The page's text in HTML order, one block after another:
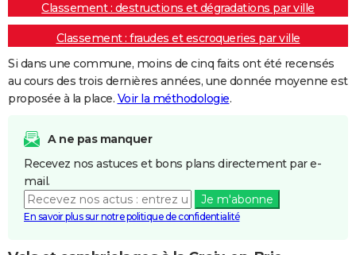
Classement : destructions et dégradations par ville
Classement : fraudes et escroqueries par ville
Si dans une commune, moins de cinq faits ont été recensés
au cours des trois dernières années, une donnée moyenne est
proposée à la place. Voir la méthodologie.
A ne pas manquer
Recevez nos astuces et bons plans directement par e-
mail.
Je m'abonne
En savoir plus sur notre politique de confidentialité